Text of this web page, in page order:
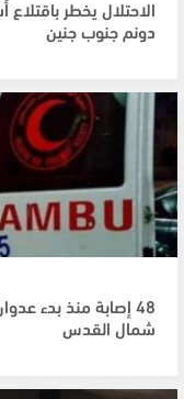
دونم جنوب جنين
48 إصابة منذ بدء
شمال القدس